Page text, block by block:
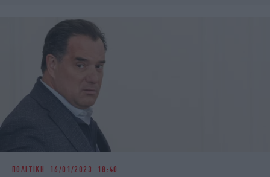
ΠΟΛΙΤΙΚΗ 16/01/2023 18:40